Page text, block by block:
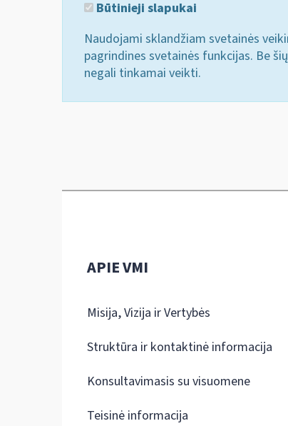
Būtinieji slapukai
Naudojami sklandžiam svetainės
pagrindines svetainės funkcijas. Be
negali tinkamai veikti.
APIE VMI
Misija, Vizija ir Vertybės
Struktūra ir kontaktinė informacija
Konsultavimasis su visuomene
Teisinė informacija